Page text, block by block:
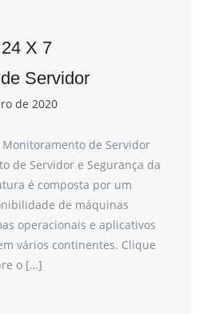
X 7
Servidor
de 2020
Monitoramento de Servidor
de Servidor e Segurança da
é composta por um
de máquinas
operacionais e aplicativos
vários continentes. Clique
o […]